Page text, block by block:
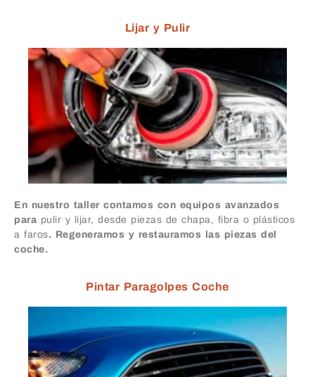
Lijar y Pulir
En nuestro taller contamos con equipos avanzados
para pulir y lijar, desde piezas de chapa, fibra o plásticos
a faros. Regeneramos y restauramos las piezas del
coche.
Pintar Paragolpes Coche